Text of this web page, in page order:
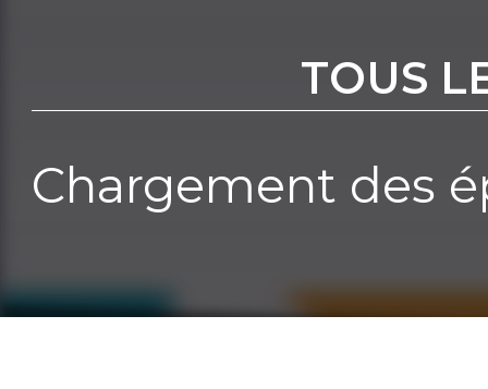
TOUS
Chargement des